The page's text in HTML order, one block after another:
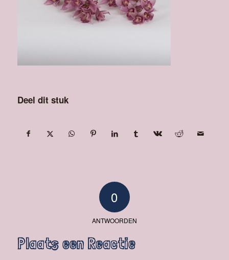
Deel dit stuk
0
ANTWOORDEN
Plaats een Reactie